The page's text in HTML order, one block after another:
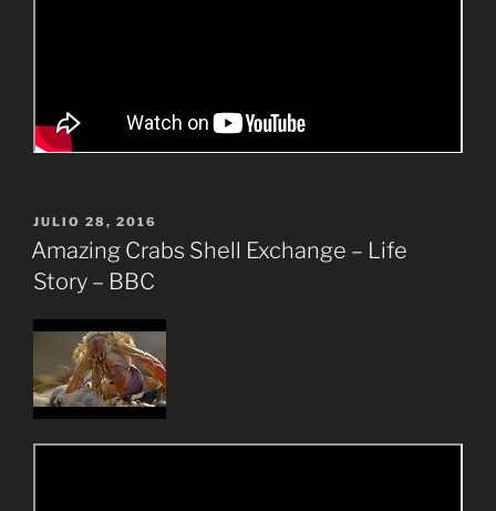
PUBLICADO
EL
JULIO 28, 2016
Amazing Crabs Shell Exchange – Life
Story – BBC